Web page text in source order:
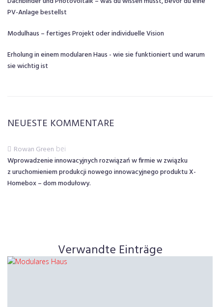
PV-Anlage bestellst
Modulhaus – fertiges Projekt oder individuelle Vision
Erholung in einem modularen Haus - wie sie funktioniert und warum
sie wichtig ist
NEUESTE KOMMENTARE
Rowan Green bei
Wprowadzenie innowacyjnych rozwiązań w firmie w związku
z uruchomieniem produkcji nowego innowacyjnego produktu X-
Homebox – dom modułowy.
Verwandte Einträge